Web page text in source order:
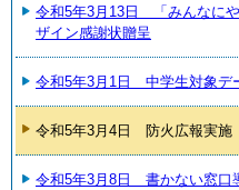
令和5年3月13日 「みんなに
ザイン感謝状贈呈
令和5年3月1日 中学生対象デ
令和5年3月4日 防火広報実施
令和5年3月8日 書かない窓口